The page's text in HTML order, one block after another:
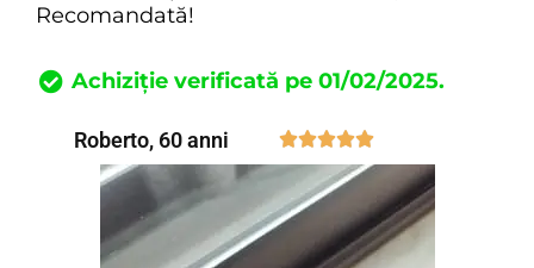
Recomandată!
Achiziție verificată pe 01/02/2025.
Roberto, 60 anni 